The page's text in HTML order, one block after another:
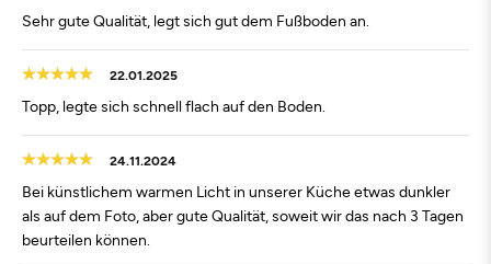
Sehr gute Qualität, legt sich gut dem Fußboden an.
22.01.2025
Topp, legte sich schnell flach auf den Boden.
24.11.2024
Bei künstlichem warmen Licht in unserer Küche etwas dunkler
als auf dem Foto, aber gute Qualität, soweit wir das nach 3 Tagen
beurteilen können.